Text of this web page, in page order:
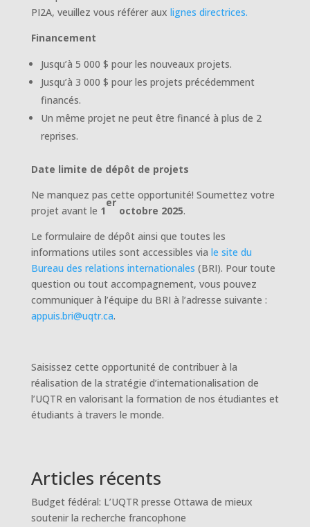
PI2A, veuillez vous référer aux lignes directrices.
Financement
Jusqu’à 5 000 $ pour les nouveaux projets.
Jusqu’à 3 000 $ pour les projets précédemment
financés.
Un même projet ne peut être financé à plus de 2
reprises.
Date limite de dépôt de projets
Ne manquez pas cette opportunité! Soumettez votre
projet avant le 1
er
octobre 2025.
Le formulaire de dépôt ainsi que toutes les
informations utiles sont accessibles via le site du
Bureau des relations internationales (BRI). Pour toute
question ou tout accompagnement, vous pouvez
communiquer à l’équipe du BRI à l’adresse suivante :
appuis.bri@uqtr.ca.
Saisissez cette opportunité de contribuer à la
réalisation de la stratégie d’internationalisation de
l’UQTR en valorisant la formation de nos étudiantes et
étudiants à travers le monde.
Articles récents
Budget fédéral: L’UQTR presse Ottawa de mieux
soutenir la recherche francophone